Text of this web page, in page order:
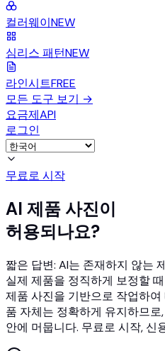
컬러웨이NEW
심리스 패턴NEW
라인시트FREE
모든 도구 보기 →
요금제API
로그인
무료로 시작
AI 제품 사진이
허용되나요?
짧은 답변: AI는 존재하지 않는
실제 제품을 정직하게 보정할
제품 사진을 기반으로 작업하
품 자체는 정확하게 유지하므
안에 머뭅니다. 무료로 시작, 신